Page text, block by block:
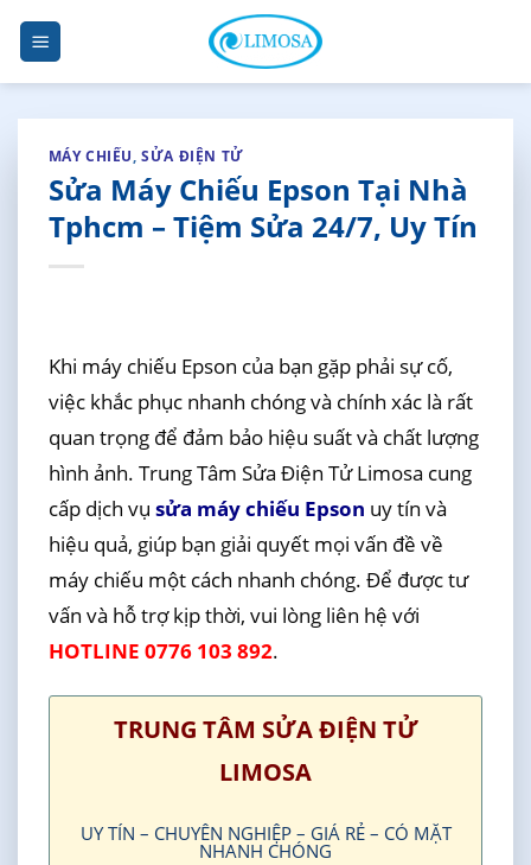
Skip
content
MÁY CHIẾU,SỬA ĐIỆN TỬ
Sửa Máy Chiếu Epson Tại Nhà
Tphcm – Tiệm Sửa 24/7, Uy Tín
Khi máy chiếu Epson của bạn gặp phải sự cố,
việc khắc phục nhanh chóng và chính xác là rất
quan trọng để đảm bảo hiệu suất và chất lượng
hình ảnh. Trung Tâm Sửa Điện Tử Limosa cung
cấp dịch vụ sửa máy chiếu Epson uy tín và
hiệu quả, giúp bạn giải quyết mọi vấn đề về
máy chiếu một cách nhanh chóng. Để được tư
vấn và hỗ trợ kịp thời, vui lòng liên hệ với
HOTLINE 0776 103 892.
TRUNG TÂM SỬA ĐIỆN TỬ
LIMOSA
UY TÍN – CHUYÊN NGHIỆP – GIÁ RẺ – CÓ MẶT
NHANH CHÓNG